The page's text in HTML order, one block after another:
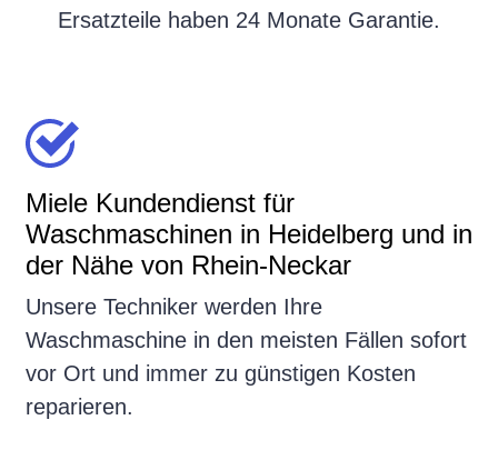
Ersatzteile haben 24 Monate Garantie.
Miele Kundendienst für
Waschmaschinen in Heidelberg und in
der Nähe von Rhein-Neckar
Unsere Techniker werden Ihre
Waschmaschine in den meisten Fällen sofort
vor Ort und immer zu günstigen Kosten
reparieren.